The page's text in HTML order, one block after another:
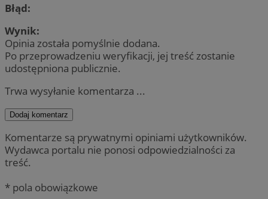
Błąd:
Wynik:
Opinia została pomyślnie dodana.
Po przeprowadzeniu weryfikacji, jej treść zostanie
udostępniona publicznie.
Trwa wysyłanie komentarza ...
Dodaj komentarz
Komentarze są prywatnymi opiniami użytkowników.
Wydawca portalu nie ponosi odpowiedzialności za
treść.
* pola obowiązkowe